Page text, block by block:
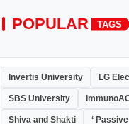
POPULAR TAGS
Invertis University LG
SBS University
Shiva and Shakti ‘